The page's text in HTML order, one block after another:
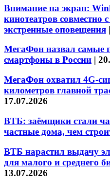
Внимание на экран:
кинотеатров совместно
экстренные оповещения |
МегаФон назвал самые
смартфоны в России |
МегаФон охватил 4G-
километров главной
17.07.2026
ВТБ: заёмщики стали
частные дома, чем
ВТБ нарастил выдачу
для малого и среднего
13.07.2026